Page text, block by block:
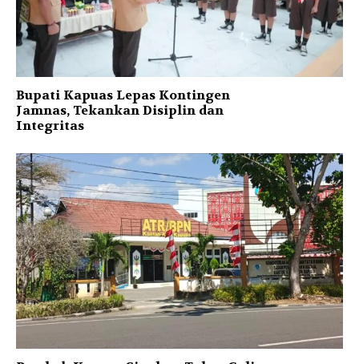
Bupati Kapuas Lepas Kontingen
Jamnas, Tekankan Disiplin dan
Integritas